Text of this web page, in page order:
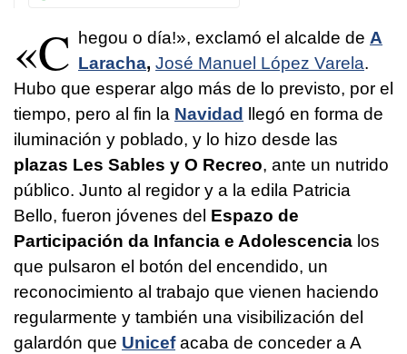
«C hegou o día!», exclamó el alcalde de A
Laracha, José Manuel López Varela.
Hubo que esperar algo más de lo previsto, por el
tiempo, pero al fin la Navidad
llegó en forma de
iluminación y poblado, y lo hizo desde las
plazas Les Sables y O Recreo, ante un nutrido
público. Junto al regidor y a la edila Patricia
Bello, fueron jóvenes del Espazo de
Participación da Infancia e Adolescencia los
que pulsaron el botón del encendido, un
reconocimiento al trabajo que vienen haciendo
regularmente y también una visibilización del
galardón que Unicefacaba de conceder a A